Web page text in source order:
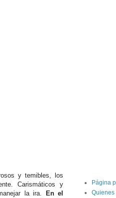
y temibles, los
Carismáticos y
la ira.
En el
Página
Quienes